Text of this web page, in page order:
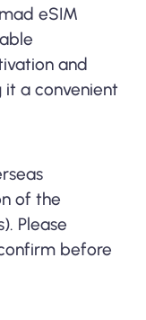
eSIM
and
a convenient
of the
Please
before